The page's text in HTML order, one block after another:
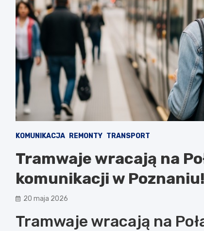
KOMUNIKACJA REMONTY TRANSPORT
Tramwaje wracają na
komunikacji w Poznaniu!
20 maja 2026
Tramwaje wracają na